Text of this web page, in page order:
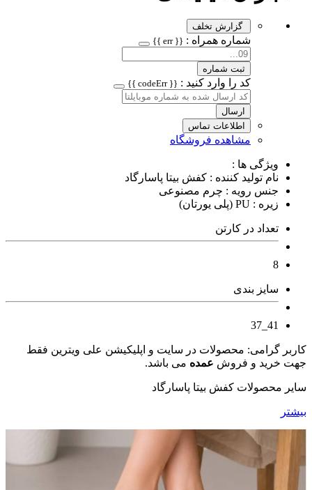
گزارش تخلف
شماره همراه : {{ err }}
ثبت شماره
کد را وارد کنید : {{ codeErr }}
ارسال
اطلاعات تماس
مشاهده فروشگاه
ویژگی ها :
نام تولید کننده : کفش بیتا پاسارگاد
جنس رویه : چرم مصنوعی
زیره : PU (پلی یورتان)
تعداد در کارتن
8
سایز بندی
41_37
کاربر گرامی: محصولات در سایت و اپلیکیشن علی ویترین فقط
جهت خرید و فروش عمده می باشد.
سایر محصولات کفش بیتا پاسارگاد
بیشتر